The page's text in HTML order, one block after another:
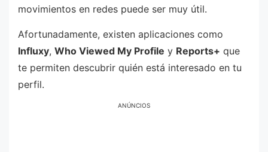
movimientos en redes puede ser muy útil.
Afortunadamente, existen aplicaciones como
Influxy, Who Viewed My Profile y Reports+ que
te permiten descubrir quién está interesado en tu
perfil.
ANÚNCIOS